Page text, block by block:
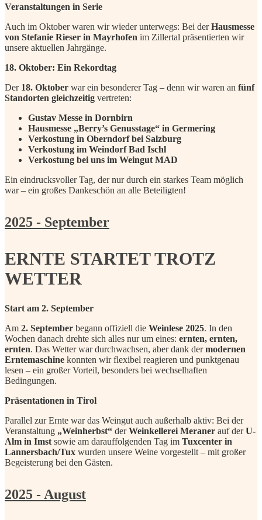
Veranstaltungen in Serie
Auch im Oktober waren wir wieder unterwegs: Bei derHausmesse
von Stefanie Rieser in Mayrhofen im Zillertal präsentierten wir
unsere aktuellen Jahrgänge.
18. Oktober: Ein Rekordtag
Der 18. Oktober war ein besonderer Tag – denn wir waren an fünf
Standorten gleichzeitig vertreten:
Gustav Messe in Dornbirn
Hausmesse „Berry’s Genusstage“ in Germering
Verkostung in Oberndorf bei Salzburg
Verkostung im Weindorf Bad Ischl
Verkostung bei uns im Weingut MAD
Ein eindrucksvoller Tag, der nur durch ein starkes Team möglich
war – ein großes Dankeschön an alle Beteiligten!
2025 - September
ERNTE STARTET TROTZ
WETTER
Start am 2. September
Am 2. September begann offiziell die Weinlese 2025. In den
Wochen danach drehte sich alles nur um eines: ernten, ernten,
ernten. Das Wetter war durchwachsen, aber dank dermodernen
Erntemaschine konnten wir flexibel reagieren und punktgenau
lesen – ein großer Vorteil, besonders bei wechselhaften
Bedingungen.
Präsentationen in Tirol
Parallel zur Ernte war das Weingut auch außerhalb aktiv: Bei der
Veranstaltung „Weinherbst“ derWeinkellerei Meraner auf derU-
Alm in Imst sowie am darauffolgenden Tag im Tuxcenter in
Lannersbach/Tux wurden unsere Weine vorgestellt – mit großer
Begeisterung bei den Gästen.
2025 - August